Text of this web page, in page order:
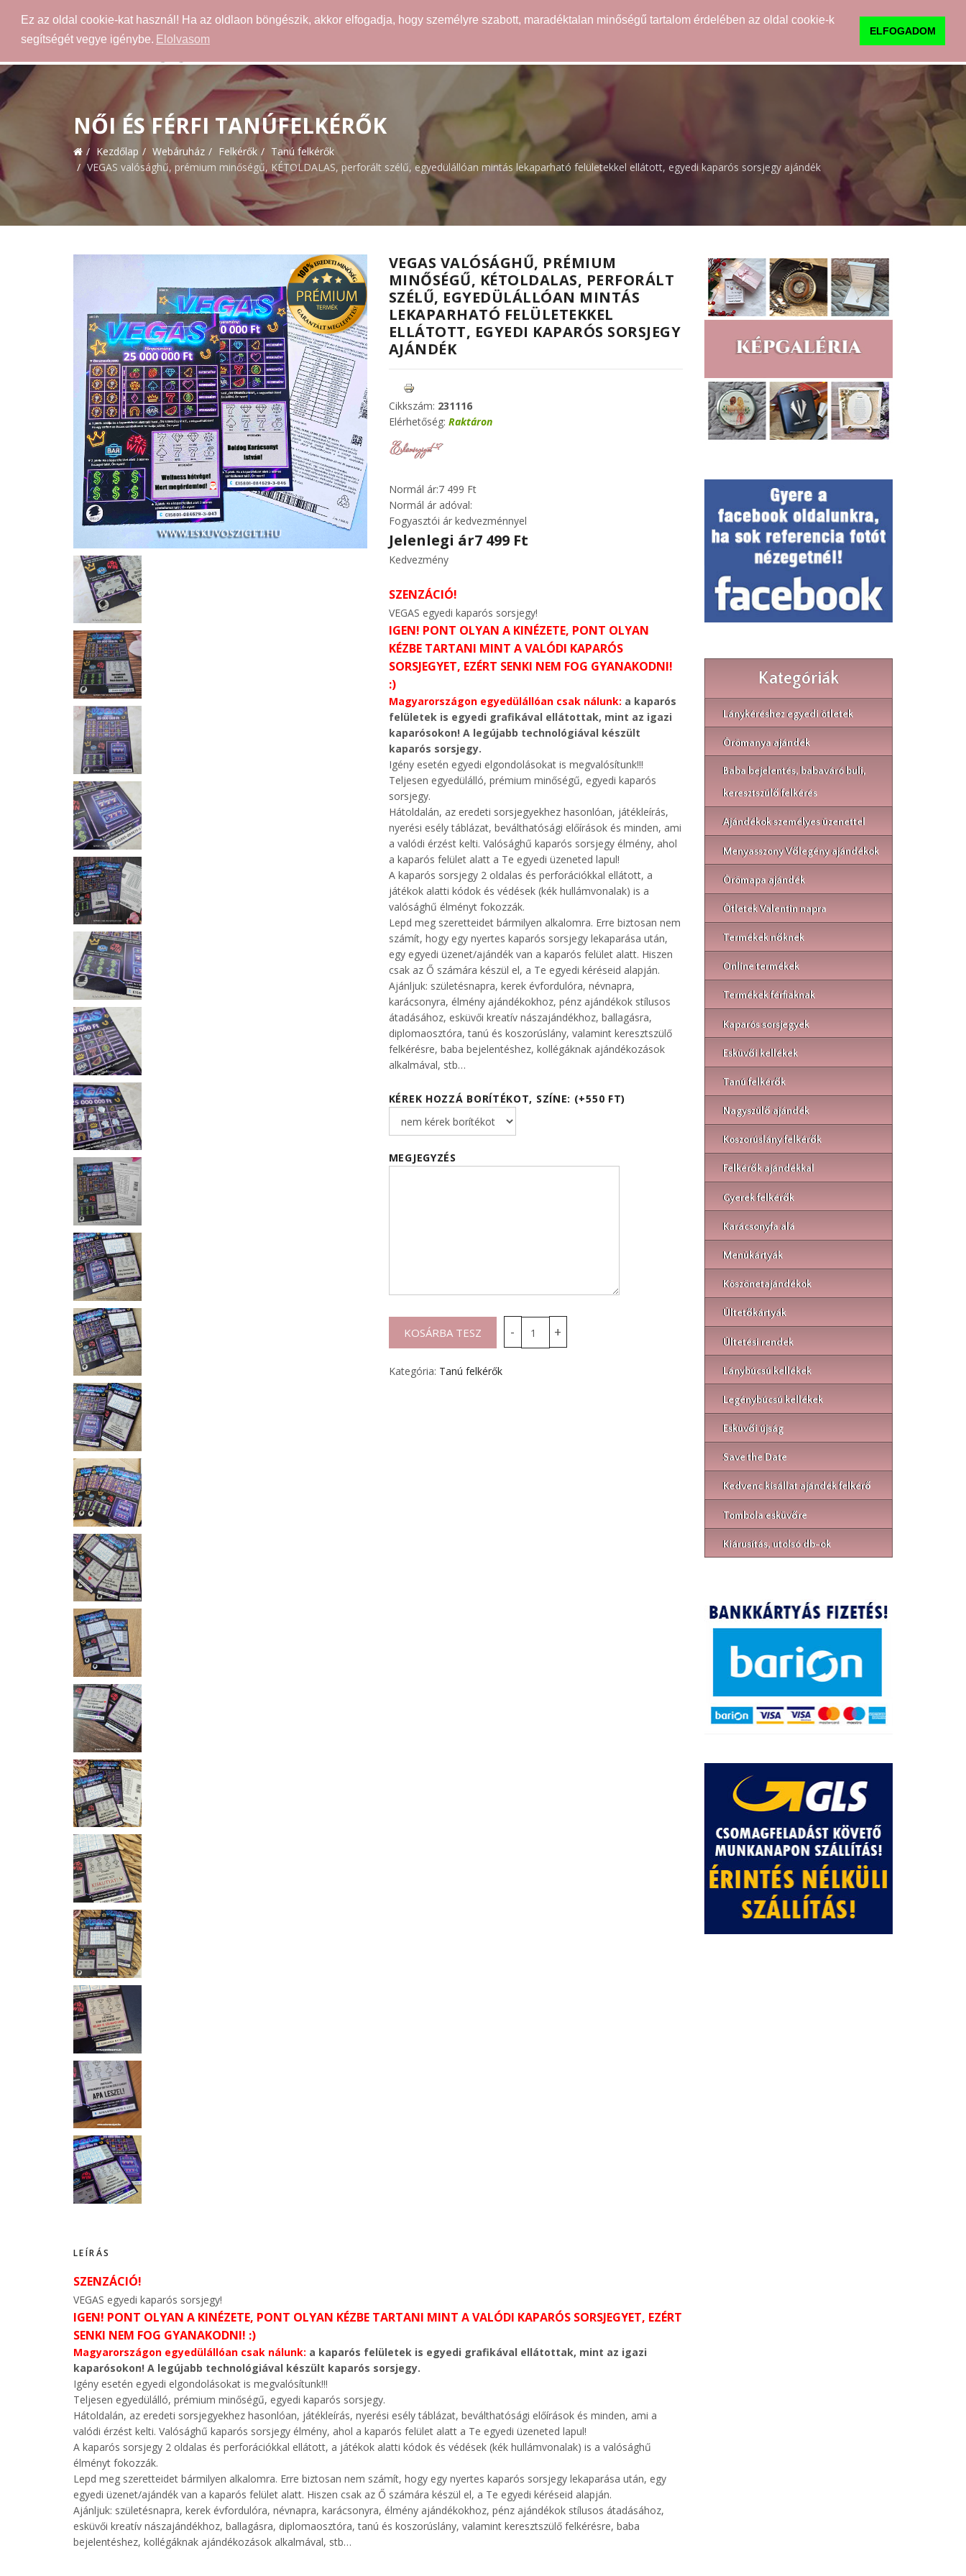
Ez az oldal cookie-kat használ! Ha az oldlaon böngészik, akkor elfogadja, hogy személyre szabott, maradéktalan minőségű tartalom érdelében az oldal cookie-k
segítségét vegye igénybe. Elolvasom
ELFOGADOM
NŐI ÉS FÉRFI TANÚFELKÉRŐK
Kezdőlap Webáruház Felkérők
Tanú felkérők
VEGAS valósághű, prémium minőségű, KÉTOLDALAS, perforált szélű, egyedülállóan mintás lekaparható felületekkel ellátott, egyedi kaparós sorsjegy ajándék
VEGAS VALÓSÁGHŰ, PRÉMIUM
MINŐSÉGŰ, KÉTOLDALAS, PERFORÁLT
SZÉLŰ, EGYEDÜLÁLLÓAN MINTÁS
LEKAPARHATÓ FELÜLETEKKEL
ELLÁTOTT, EGYEDI KAPARÓS SORSJEGY
AJÁNDÉK
Cikkszám: 231116
Elérhetőség: Raktáron
Normál ár:7 499 Ft
Normál ár adóval:
Fogyasztói ár kedvezménnyel
Jelenlegi ár7 499 Ft
Kedvezmény
SZENZÁCIÓ!
VEGAS egyedi kaparós sorsjegy!
IGEN! PONT OLYAN A KINÉZETE, PONT OLYAN
KÉZBE TARTANI MINT A VALÓDI KAPARÓS
SORSJEGYET, EZÉRT SENKI NEM FOG GYANAKODNI!
:)
Magyarországon egyedülállóan csak nálunk: a kaparós
felületek is egyedi grafikával ellátottak, mint az igazi
kaparósokon! A legújabb technológiával készült
kaparós sorsjegy.
Igény esetén egyedi elgondolásokat is megvalósítunk!!!
Teljesen egyedülálló, prémium minőségű, egyedi kaparós
sorsjegy.
Hátoldalán, az eredeti sorsjegyekhez hasonlóan, játékleírás,
nyerési esély táblázat, beválthatósági előírások és minden, ami
a valódi érzést kelti. Valósághű kaparós sorsjegy élmény, ahol
a kaparós felület alatt a Te egyedi üzeneted lapul!
A kaparós sorsjegy 2 oldalas és perforációkkal ellátott, a
játékok alatti kódok és védések (kék hullámvonalak) is a
valósághű élményt fokozzák.
Lepd meg szeretteidet bármilyen alkalomra. Erre biztosan nem
számít, hogy egy nyertes kaparós sorsjegy lekaparása után,
egy egyedi üzenet/ajándék van a kaparós felület alatt. Hiszen
csak az Ő számára készül el, a Te egyedi kéréseid alapján.
Ajánljuk: születésnapra, kerek évfordulóra, névnapra,
karácsonyra, élmény ajándékokhoz, pénz ajándékok stílusos
átadásához, esküvői kreatív nászajándékhoz, ballagásra,
diplomaosztóra, tanú és koszorúslány, valamint keresztszülő
felkérésre, baba bejelentéshez, kollégáknak ajándékozások
alkalmával, stb…
KÉREK HOZZÁ BORÍTÉKOT, SZÍNE: (+550 FT)
MEGJEGYZÉS
Kategória: Tanú felkérők
LEÍRÁS
SZENZÁCIÓ!
VEGAS egyedi kaparós sorsjegy!
IGEN! PONT OLYAN A KINÉZETE, PONT OLYAN KÉZBE TARTANI MINT A VALÓDI KAPARÓS SORSJEGYET, EZÉRT
SENKI NEM FOG GYANAKODNI! :)
Magyarországon egyedülállóan csak nálunk: a kaparós felületek is egyedi grafikával ellátottak, mint az igazi
kaparósokon! A legújabb technológiával készült kaparós sorsjegy.
Igény esetén egyedi elgondolásokat is megvalósítunk!!!
Teljesen egyedülálló, prémium minőségű, egyedi kaparós sorsjegy.
Hátoldalán, az eredeti sorsjegyekhez hasonlóan, játékleírás, nyerési esély táblázat, beválthatósági előírások és minden, ami a
valódi érzést kelti. Valósághű kaparós sorsjegy élmény, ahol a kaparós felület alatt a Te egyedi üzeneted lapul!
A kaparós sorsjegy 2 oldalas és perforációkkal ellátott, a játékok alatti kódok és védések (kék hullámvonalak) is a valósághű
élményt fokozzák.
Lepd meg szeretteidet bármilyen alkalomra. Erre biztosan nem számít, hogy egy nyertes kaparós sorsjegy lekaparása után, egy
egyedi üzenet/ajándék van a kaparós felület alatt. Hiszen csak az Ő számára készül el, a Te egyedi kéréseid alapján.
Ajánljuk: születésnapra, kerek évfordulóra, névnapra, karácsonyra, élmény ajándékokhoz, pénz ajándékok stílusos átadásához,
esküvői kreatív nászajándékhoz, ballagásra, diplomaosztóra, tanú és koszorúslány, valamint keresztszülő felkérésre, baba
bejelentéshez, kollégáknak ajándékozások alkalmával, stb…
Kategóriák
Lánykéréshez egyedi ötletek
Örömanya ajándék
Baba bejelentés, babaváró buli,
keresztszülő felkérés
Ajándékok személyes üzenettel
Menyasszony Vőlegény ajándékok
Örömapa ajándék
Ötletek Valentin napra
Termékek nőknek
Online termékek
Termékek férfiaknak
Kaparós sorsjegyek
Esküvői kellékek
Tanú felkérők
Nagyszülő ajándék
Koszorúslány felkérők
Felkérők ajándékkal
Gyerek felkérők
Karácsonyfa alá
Menükártyák
Köszönetajándékok
Ültetőkártyák
Ültetési rendek
Lánybúcsú kellékek
Legénybúcsú kellékek
Esküvői újság
Save the Date
Kedvenc kisállat ajándék felkérő
Tombola esküvőre
Kiárusítás, utolsó db-ok